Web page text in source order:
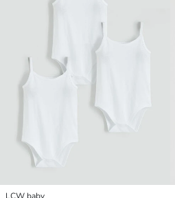
LCW baby